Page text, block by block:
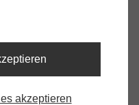
das Ziel bei der
guten
dieses
Details optimierte
akzeptieren